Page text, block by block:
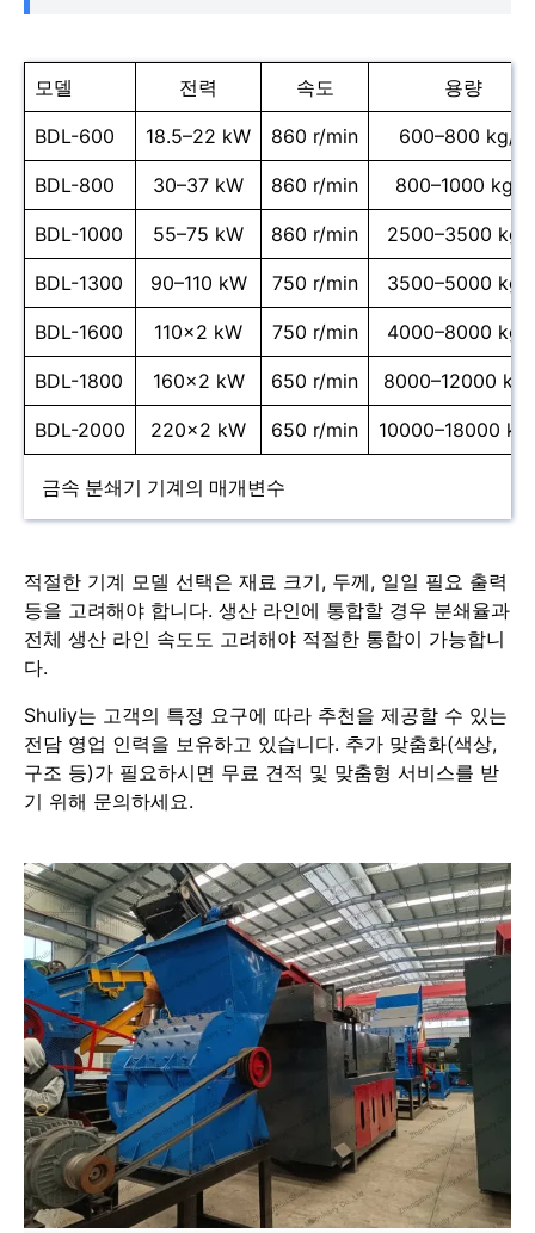
모델 전력 속도 용량
BDL-600 18.5–22 kW 860 r/min 600–800 kg/h
BDL-800 30–37 kW 860 r/min 800–1000 kg/h
BDL-1000 55–75 kW 860 r/min 2500–3500 kg/
BDL-1300 90–110 kW 750 r/min 3500–5000 kg/
BDL-1600 110×2 kW 750 r/min 4000–8000 kg/
BDL-1800 160×2 kW 650 r/min 8000–12000
BDL-2000 220×2 kW 650 r/min 10000–18000
금속 분쇄기 기계의 매개변수
적절한 기계 모델 선택은 재료 크기, 두께, 일일 필요 출력
등을 고려해야 합니다. 생산 라인에 통합할 경우 분쇄율과
전체 생산 라인 속도도 고려해야 적절한 통합이 가능합니
다.
Shuliy는 고객의 특정 요구에 따라 추천을 제공할 수 있는
전담 영업 인력을 보유하고 있습니다. 추가 맞춤화(색상,
구조 등)가 필요하시면 무료 견적 및 맞춤형 서비스를 받
기 위해 문의하세요.